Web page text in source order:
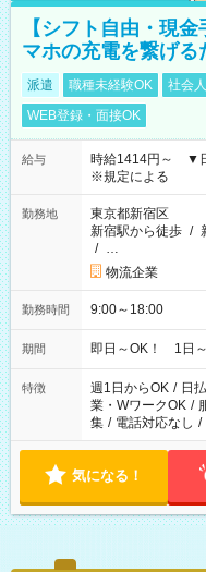
【シフト自由・現
マホの充電を繋げる
派遣 職種未経験OK 社会
WEB登録・面接OK
給与
時給1414円～ ▼
※規定による
勤務地
東京都新宿区
新宿駅から徒歩 /
/ …
物流企業
勤務時間 9:00～18:00
期間 即日～OK！ 1日～
特徴 週1日からOK / 日
業・WワークOK /
集 / 電話対応なし /
気になる！